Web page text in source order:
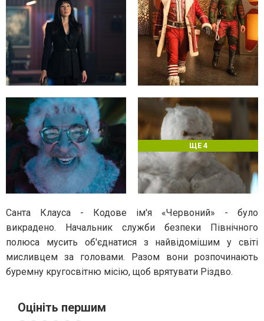
ЩЕ 4
Санта Клауса - Кодове ім'я «Червоний» - було
викрадено. Начальник служби безпеки Північного
полюса мусить об'єднатися з найвідомішим у світі
мисливцем за головами. Разом вони розпочинають
буремну кругосвітню місію, щоб врятувати Різдво.
Оцініть першим